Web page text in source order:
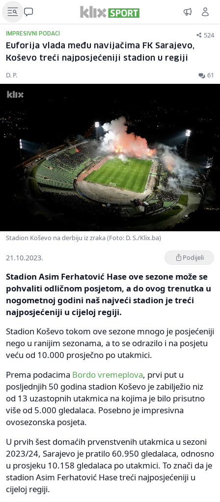
IMPRESIVNI PODACI 524
Euforija vlada među navijačima FK Sarajevo,
Koševo treći najposjećeniji stadion u regiji
D. P. 61
Stadion Koševo na derbiju iz zraka (Foto: D. S./Klix.ba)
21.10.2023. Podijeli
Stadion Asim Ferhatović Hase ove sezone može se
pohvaliti odličnom posjetom, a do ovog trenutka u
nogometnoj godini naš najveći stadion je treći
najposjećeniji u cijeloj regiji.
Stadion Koševo tokom ove sezone mnogo je posjećeniji
nego u ranijim sezonama, a to se odrazilo i na posjetu
veću od 10.000 prosječno po utakmici.
Prema podacima Bordo vremeplova, prvi put u
posljednjih 50 godina stadion Koševo je zabilježio niz
od 13 uzastopnih utakmica na kojima je bilo prisutno
više od 5.000 gledalaca. Posebno je impresivna
ovosezonska posjeta.
U prvih šest domaćih prvenstvenih utakmica u sezoni
2023/24, Sarajevo je pratilo 60.950 gledalaca, odnosno
u prosjeku 10.158 gledalaca po utakmici. To znači da je
stadion Asim Ferhatović Hase treći najposjećeniji u
cijeloj regiji.